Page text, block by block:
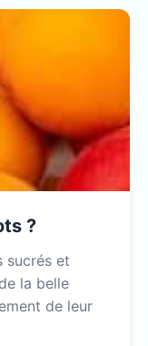
?
sucrés et
la belle
de leur